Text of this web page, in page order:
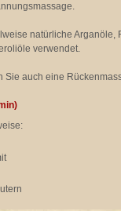
natürliche Arganöle,
verwendet.
Sie auch eine